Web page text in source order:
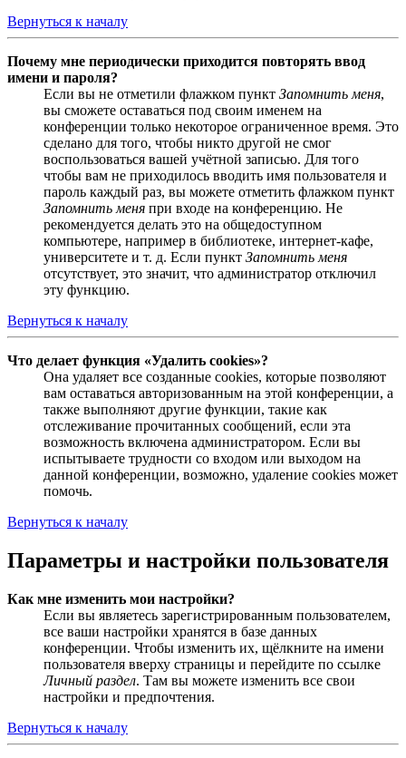
Вернуться к началу
Почему мне периодически приходится повторять ввод
имени и пароля?
Если вы не отметили флажком пункт Запомнить меня,
вы сможете оставаться под своим именем на
конференции только некоторое ограниченное время. Это
сделано для того, чтобы никто другой не смог
воспользоваться вашей учётной записью. Для того
чтобы вам не приходилось вводить имя пользователя и
пароль каждый раз, вы можете отметить флажком пункт
Запомнить меня при входе на конференцию. Не
рекомендуется делать это на общедоступном
компьютере, например в библиотеке, интернет-кафе,
университете и т. д. Если пункт Запомнить меня
отсутствует, это значит, что администратор отключил
эту функцию.
Вернуться к началу
Что делает функция «Удалить cookies»?
Она удаляет все созданные cookies, которые позволяют
вам оставаться авторизованным на этой конференции, а
также выполняют другие функции, такие как
отслеживание прочитанных сообщений, если эта
возможность включена администратором. Если вы
испытываете трудности со входом или выходом на
данной конференции, возможно, удаление cookies может
помочь.
Вернуться к началу
Параметры и настройки пользователя
Как мне изменить мои настройки?
Если вы являетесь зарегистрированным пользователем,
все ваши настройки хранятся в базе данных
конференции. Чтобы изменить их, щёлкните на имени
пользователя вверху страницы и перейдите по ссылке
Личный раздел. Там вы можете изменить все свои
настройки и предпочтения.
Вернуться к началу